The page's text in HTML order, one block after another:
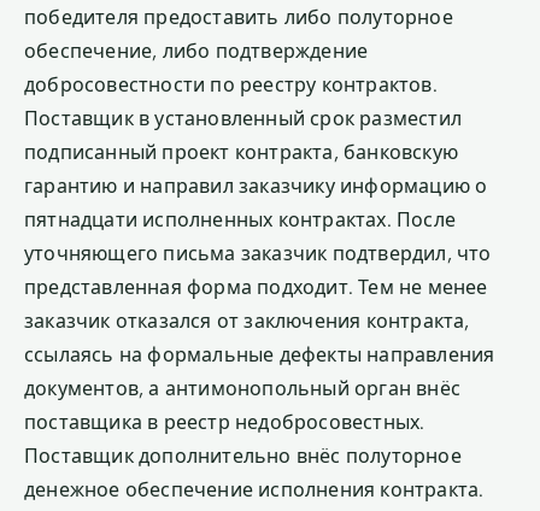
победителя предоставить либо полуторное
обеспечение, либо подтверждение
добросовестности по реестру контрактов.
Поставщик в установленный срок разместил
подписанный проект контракта, банковскую
гарантию и направил заказчику информацию о
пятнадцати исполненных контрактах. После
уточняющего письма заказчик подтвердил, что
представленная форма подходит. Тем не менее
заказчик отказался от заключения контракта,
ссылаясь на формальные дефекты направления
документов, а антимонопольный орган внёс
поставщика в реестр недобросовестных.
Поставщик дополнительно внёс полуторное
денежное обеспечение исполнения контракта.